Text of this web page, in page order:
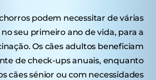
podem necessitar de várias
seu primeiro ano de vida, para a
Os cães adultos beneficiam
de check-ups anuais, enquanto
cães sénior ou com necessidades